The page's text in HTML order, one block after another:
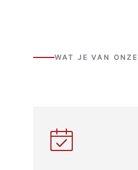
WAT JE VAN